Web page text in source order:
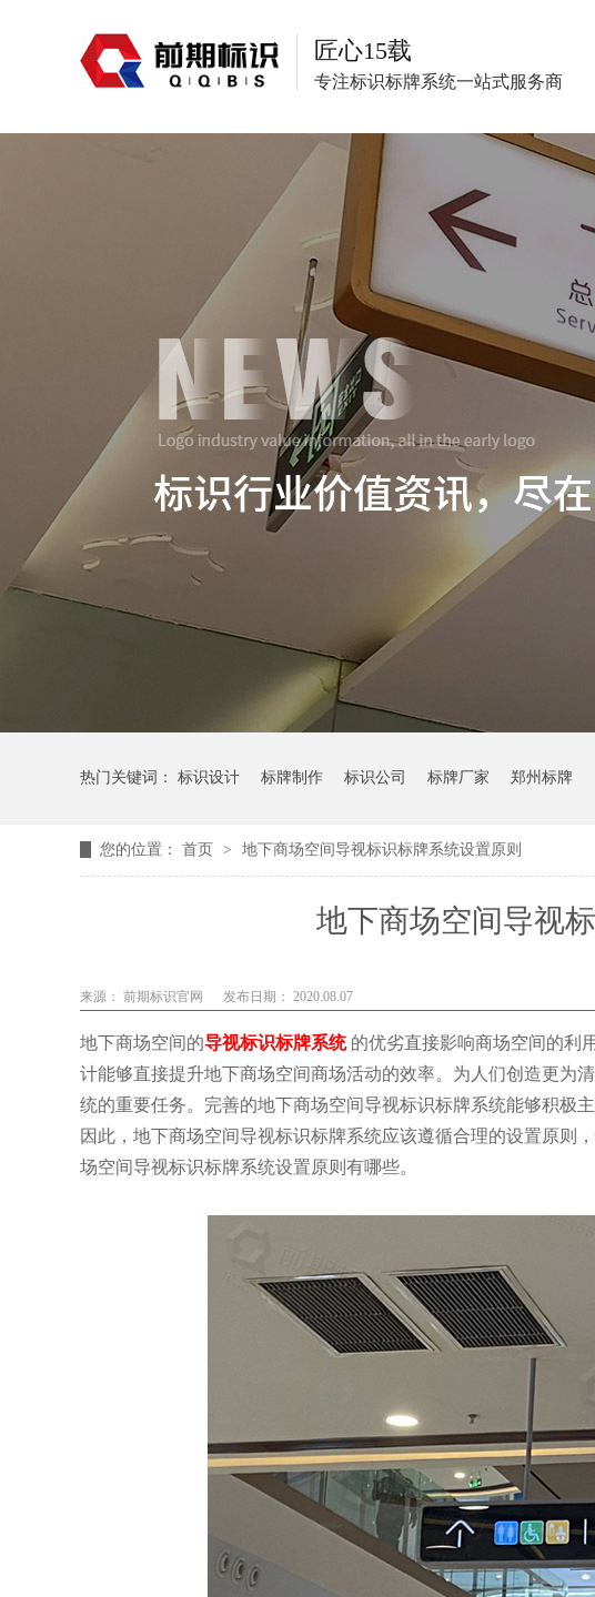
匠心15载
专注标识标牌系统一站式服务商
热门关键词： 标识设计 标牌制作 标识公司 标牌厂家 郑州标牌
您的位置： 首页 > 地下商场空间导视标识标牌系统设置原则
地下商场空间导视
来源： 前期标识官网 发布日期： 2020.08.07
地下商场空间的导视标识标牌系统 的优劣直接影响商场空间的利
计能够直接提升地下商场空间商场活动的效率。为人们创造更为
统的重要任务。完善的地下商场空间导视标识标牌系统能够积极
因此，地下商场空间导视标识标牌系统应该遵循合理的设置原则
场空间导视标识标牌系统设置原则有哪些。